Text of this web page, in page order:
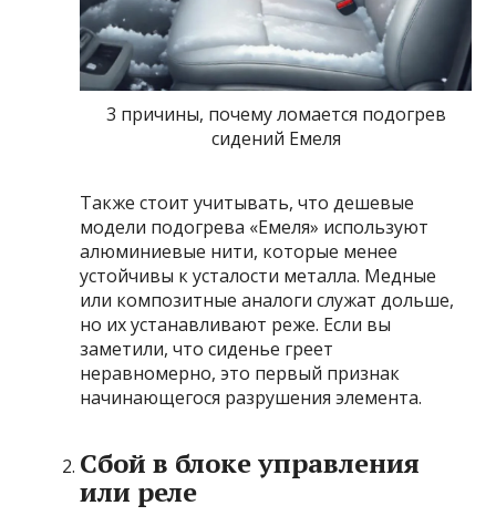
3 причины, почему ломается подогрев
сидений Емеля
Также стоит учитывать, что дешевые
модели подогрева «Емеля» используют
алюминиевые нити, которые менее
устойчивы к усталости металла. Медные
или композитные аналоги служат дольше,
но их устанавливают реже. Если вы
заметили, что сиденье греет
неравномерно, это первый признак
начинающегося разрушения элемента.
Сбой в блоке управления
или реле